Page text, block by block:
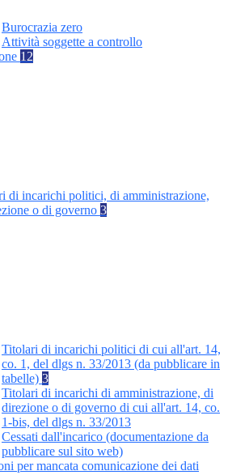
Burocrazia zero
Attività soggette a controllo
12
di incarichi politici, di amministrazione,
o di governo 3
Titolari di incarichi politici di cui all'art. 14,
co. 1, del dlgs n. 33/2013 (da pubblicare in
tabelle) 3
Titolari di incarichi di amministrazione, di
direzione o di governo di cui all'art. 14, co.
1-bis, del dlgs n. 33/2013
Cessati dall'incarico (documentazione da
pubblicare sul sito web)
per mancata comunicazione dei dati